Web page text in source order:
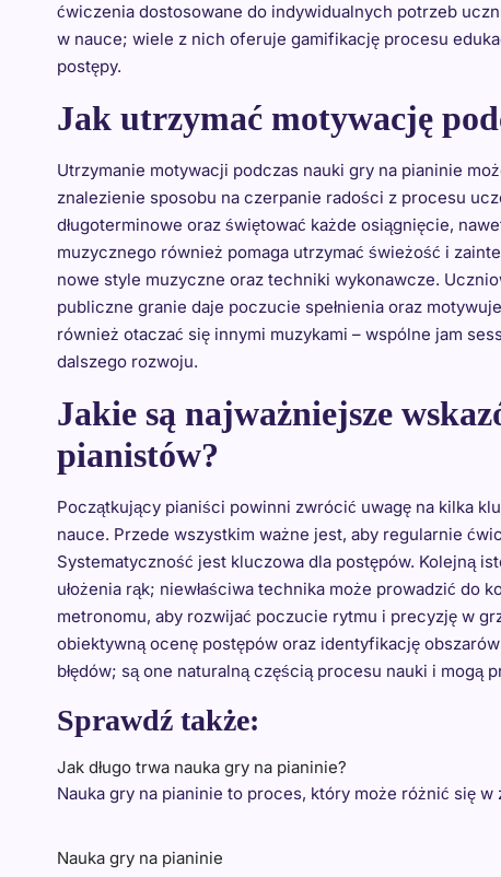
ćwiczenia dostosowane do indywidualnych potrzeb
w nauce; wiele z nich oferuje gamifikację procesu
postępy.
Jak utrzymać motywację
Utrzymanie motywacji podczas nauki gry na pianinie
znalezienie sposobu na czerpanie radości z procesu
długoterminowe oraz świętować każde osiągnięcie,
muzycznego również pomaga utrzymać świeżość i
nowe style muzyczne oraz techniki wykonawcze.
publiczne granie daje poczucie spełnienia oraz
również otaczać się innymi muzykami – wspólne jam
dalszego rozwoju.
Jakie są najważniejsze
pianistów?
Początkujący pianiści powinni zwrócić uwagę na kilka
nauce. Przede wszystkim ważne jest, aby regularnie
Systematyczność jest kluczowa dla postępów. Kolejną
ułożenia rąk; niewłaściwa technika może prowadzić
metronomu, aby rozwijać poczucie rytmu i precyzję w
obiektywną ocenę postępów oraz identyfikację
błędów; są one naturalną częścią procesu nauki i mogą
Sprawdź także:
Jak długo trwa nauka gry na pianinie?
Nauka gry na pianinie to proces, który może różnić się
Nauka gry na pianinie